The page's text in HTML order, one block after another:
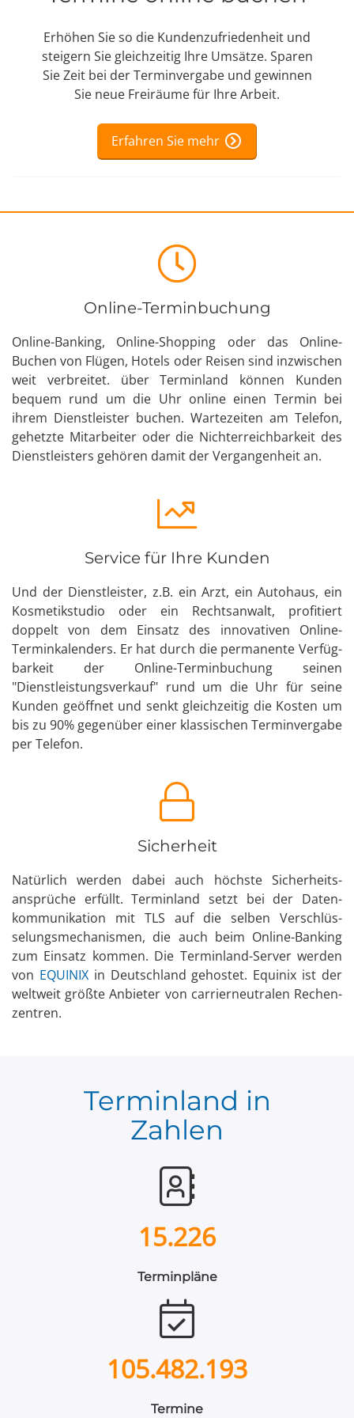
Erhöhen Sie so die Kundenzufriedenheit und
steigern Sie gleichzeitig Ihre Umsätze. Sparen
Sie Zeit bei der Terminvergabe und gewinnen
Sie neue Freiräume für Ihre Arbeit.
Erfahren Sie mehr
Produktüberblick
Online-Terminbuchung
Online-Banking, Online-Shopping oder das Online-
Buchen von Flügen, Hotels oder Reisen sind inzwischen
weit verbreitet. über Terminland können Kunden
bequem rund um die Uhr online einen Termin bei
ihrem Dienst­leister buchen. Warte­zeiten am Telefon,
gehetzte Mitarbeiter oder die Nicht­erreich­barkeit des
Dienst­leisters gehören damit der Vergangen­heit an.
Service für Ihre Kunden
Und der Dienst­leister, z.B. ein Arzt, ein Autohaus, ein
Kosmetik­studio oder ein Rechts­anwalt, profitiert
doppelt von dem Einsatz des innovativen Online-
Termin­kalenders. Er hat durch die permanente Verfüg­
barkeit der Online-Termin­buchung seinen
"Dienstleistungsverkauf" rund um die Uhr für seine
Kunden geöffnet und senkt gleich­zeitig die Kosten um
bis zu 90% gegen­über einer klassischen Termin­vergabe
per Telefon.
Sicherheit
Natürlich werden dabei auch höchste Sicherheits­
ansprüche erfüllt. Terminland setzt bei der Daten­
kommunikation mit TLS auf die selben Ver­schlüs­
selungs­mecha­nismen, die auch beim Online-Banking
zum Einsatz kommen. Die Terminland-Server werden
von EQUINIXin Deutschland gehostet. Equinix ist der
weltweit größte Anbieter von carrier­neutralen Rechen­
zentren.
Terminland in
Zahlen
15.226
Terminpläne
105.482.193
Termine